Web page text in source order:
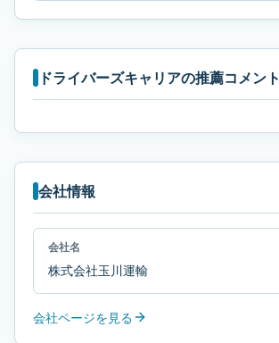
ドライバーズキャリアの推薦コメント
会社情報
会社名
株式会社玉川運輸
会社ページを見る